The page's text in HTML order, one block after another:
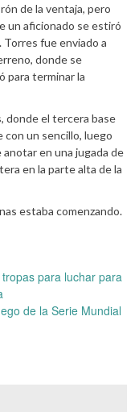
de la ventaja, pero
un aficionado se estiró
Torres fue enviado a
donde se
para terminar la
donde el tercera base
con un sencillo, luego
en una jugada de
en la parte alta de la
estaba comenzando.
para luchar para
de la Serie Mundial